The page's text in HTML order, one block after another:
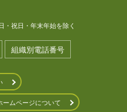
・祝日・年末年始を除く
組織別電話番号
ームページについて